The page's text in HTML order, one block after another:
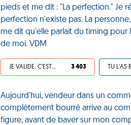
pieds et me dit : "La perfection." Je
perfection n'existe pas. La
me dit qu'elle parlait du timing pour
de moi. VDM
JE VALIDE, C'EST UNE VDM 3 403
Aujourd'hui, vendeur dans un
complètement bourré arrive au
figure, avant de baver sur mon